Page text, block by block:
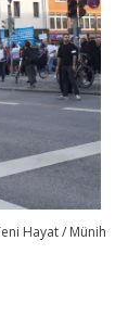
Hayat / Münih